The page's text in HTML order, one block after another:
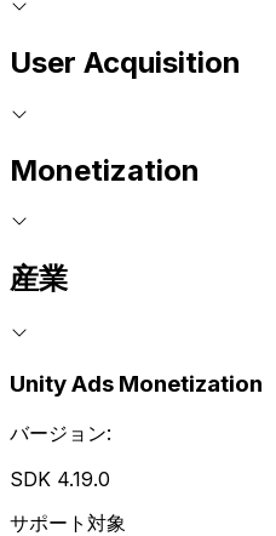
User Acquisition
Monetization
産業
Unity Ads Monetization
バージョン:
SDK 4.19.0
サポート対象